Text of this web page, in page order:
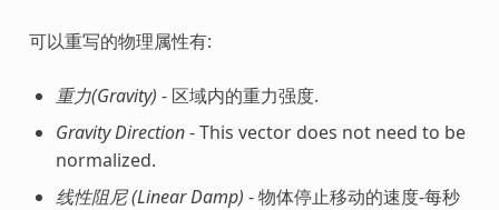
可以重写的物理属性有:
重力(Gravity) - 区域内的重力强度.
Gravity Direction- This vector does not need to be
normalized.
线性阻尼 (Linear Damp) - 物体停止移动的速度-每秒